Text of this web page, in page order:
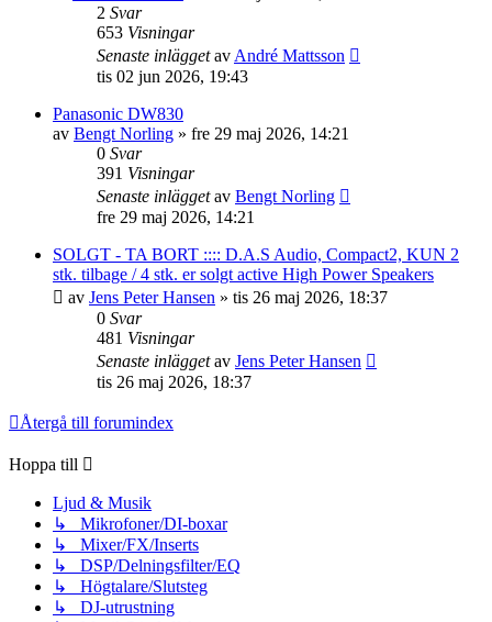
2 Svar
653 Visningar
Senaste inläggetavAndré Mattsson
tis 02 jun 2026, 19:43
Panasonic DW830
av Bengt Norling » fre 29 maj 2026, 14:21
0 Svar
391 Visningar
Senaste inläggetav Bengt Norling
fre 29 maj 2026, 14:21
SOLGT - TA BORT :::: D.A.S Audio, Compact2, KUN 2
stk. tilbage / 4 stk. er solgt active High Power Speakers
av Jens Peter Hansen » tis 26 maj 2026, 18:37
0 Svar
481 Visningar
Senaste inläggetav Jens Peter Hansen
tis 26 maj 2026, 18:37
Återgå till forumindex
Hoppa till
Ljud & Musik
↳ Mikrofoner/DI-boxar
↳ Mixer/FX/Inserts
↳ DSP/Delningsfilter/EQ
↳ Högtalare/Slutsteg
↳ DJ-utrustning